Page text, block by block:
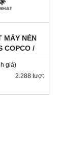
MÁY NÉN
COPCO /
/ SH 8113
giá)
2.288 lượt